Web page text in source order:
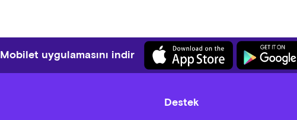
Mobilet uygulamasını indir
Destek